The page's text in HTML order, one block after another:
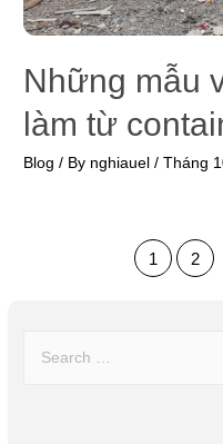
Những mẫu
làm từ
Blog / By nghiauel /Tháng
1 2